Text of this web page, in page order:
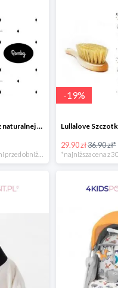
Lullalove Szczotka z naturalnej szczeciny z myjką muślinową "Romby"
-19%
29.90 zł36.90 zł*